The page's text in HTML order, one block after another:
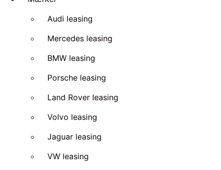
Audi leasing
Mercedes leasing
BMW leasing
Porsche leasing
Land Rover leasing
Volvo leasing
Jaguar leasing
VW leasing